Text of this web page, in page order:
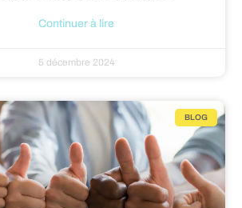
Continuer à lire
5 décembre 2024
BLOG